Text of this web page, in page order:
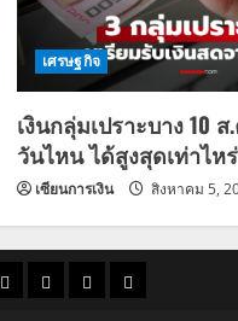
เศรษฐกิจ
เงินกลุ่มเปราะบาง 10
วันไหน ได้สูงสุดเท่าไหร่
เซียนการเงิน สิงหาคม 5,
ข่าว
ดูด
ที่
ผู้ชาย